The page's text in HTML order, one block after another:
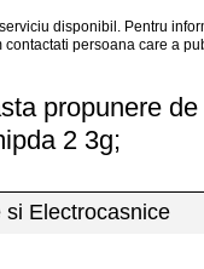
disponibil . Pentru
contactati persoana care a
propunere
2 3g;
Electrocasnice